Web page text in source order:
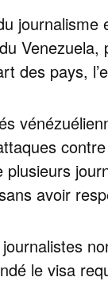
des pays,
plusieurs
avoir
le visa